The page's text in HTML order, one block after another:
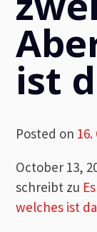
ist
Posted on
October 13,
schreibt zu
welches ist